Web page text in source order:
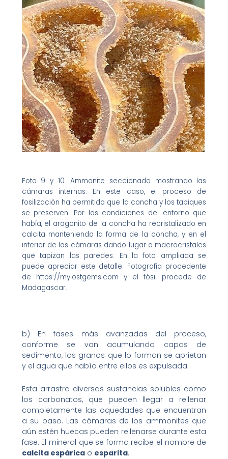
Foto 9 y 10. Ammonite seccionado mostrando las
cámaras internas. En este caso, el proceso de
fosilización ha permitido que la concha y los tabiques
se preserven. Por las condiciones del entorno que
había, el aragonito de la concha ha recristalizado en
calcita manteniendo la forma de la concha, y en el
interior de las cámaras dando lugar a macrocristales
que tapizan las paredes. En la foto ampliada se
puede apreciar este detalle. Fotografía procedente
de https://mylostgems.com y el fósil procede de
Madagascar.
b) En fases más avanzadas del proceso,
conforme se van acumulando capas de
sedimento, los granos que lo forman se aprietan
y el agua que había entre ellos es expulsada.
Esta arrastra diversas sustancias solubles como
los carbonatos, que pueden llegar a rellenar
completamente las oquedades que encuentran
a su paso. Las cámaras de los ammonites que
aún estén huecas pueden rellenarse durante esta
fase. El mineral que se forma recibe el nombre de
calcita espáricao esparita.